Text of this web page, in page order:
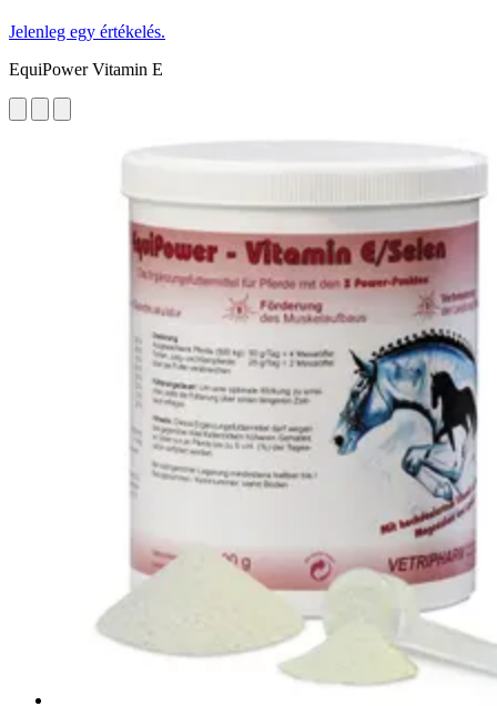
Jelenleg egy értékelés.
EquiPower Vitamin E